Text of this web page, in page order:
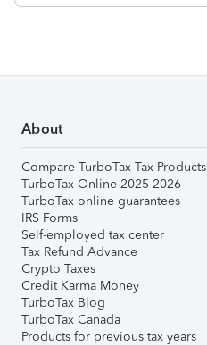
About
Compare TurboTax Tax Products
TurboTax Online 2025-2026
TurboTax online guarantees
IRS Forms
Self-employed tax center
Tax Refund Advance
Crypto Taxes
Credit Karma Money
TurboTax Blog
TurboTax Canada
Products for previous tax years